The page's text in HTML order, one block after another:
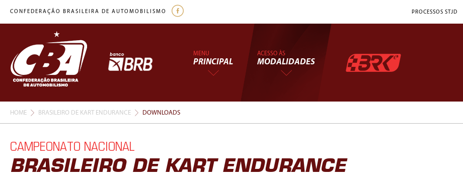
CONFEDERAÇÃO BRASILEIRA DE AUTOMOBILISMO PROCESSOS STJD
MENU
PRINCIPAL
ACESSO ÀS
MODALIDADES
HOME BRASILEIRO DE KART ENDURANCE DOWNLOADS
CAMPEONATO NACIONAL
BRASILEIRO DE KART ENDURANCE